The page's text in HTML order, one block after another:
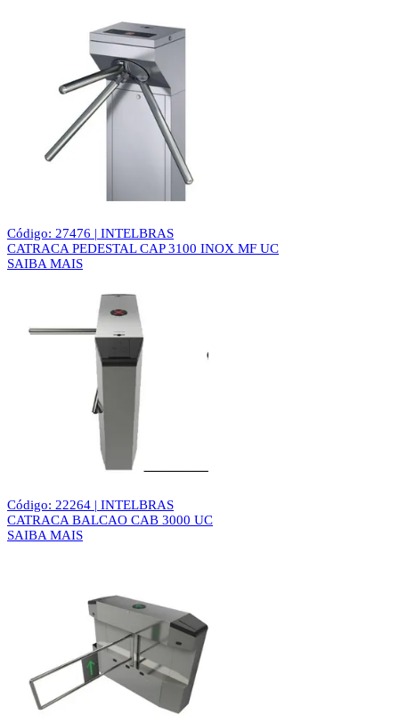
Código: 27476 | INTELBRAS
CATRACA PEDESTAL CAP 3100 INOX MF UC
SAIBA MAIS
Código: 22264 | INTELBRAS
CATRACA BALCAO CAB 3000 UC
SAIBA MAIS